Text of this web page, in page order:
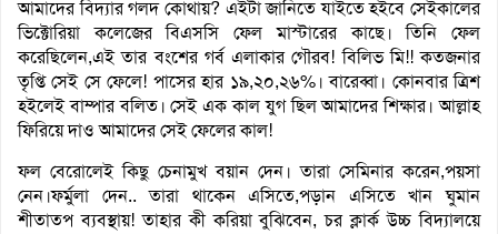
আমাদের বিদ্যার গলদ কোথায়? এইটা জানিতে যাইতে হইবে সেইকালের
ভিক্টোরিয়া কলেজের বিএসসি ফেল মাস্টারের কাছে। তিনি ফেল
করেছিলেন,এই তার বংশের গর্ব এলাকার গৌরব! বিলিভ মি!! কতজনার
তৃপ্তি সেই সে ফেলে! পাসের হার ১৯,২০,২৬%। বারেব্বা। কোনবার ত্রিশ
হইলেই বাম্পার বলিত। সেই এক কাল যুগ ছিল আমাদের শিক্ষার। আল্লাহ
ফিরিয়ে দাও আমাদের সেই ফেলের কাল!
ফল বেরোলেই কিছু চেনামুখ বয়ান দেন। তারা সেমিনার করেন,পয়সা
নেন।ফর্মুলা দেন.. তারা থাকেন এসিতে,পড়ান এসিতে খান ঘুমান
শীতাতপব্যবস্থায়! তাহার কী করিয়া বুঝিবেন, চর ক্লার্ক উচ্চ বিদ্যালয়ে